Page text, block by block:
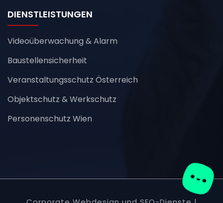
DIENSTLEISTUNGEN
Videoüberwachung & Alarm
Baustellensicherheit
Veranstaltungsschutz Österreich
Objektschutz & Werkschutz
Personenschutz Wien